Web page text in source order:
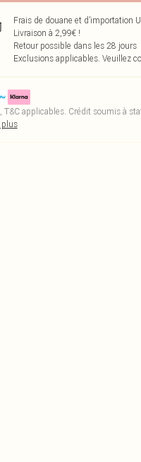
Frais de douane et d’importation
Livraison à 2,99€ !
Retour possible dans les 28 jours
Exclusions applicables. Veuillez
T&C applicables. Crédit soumis à
plus